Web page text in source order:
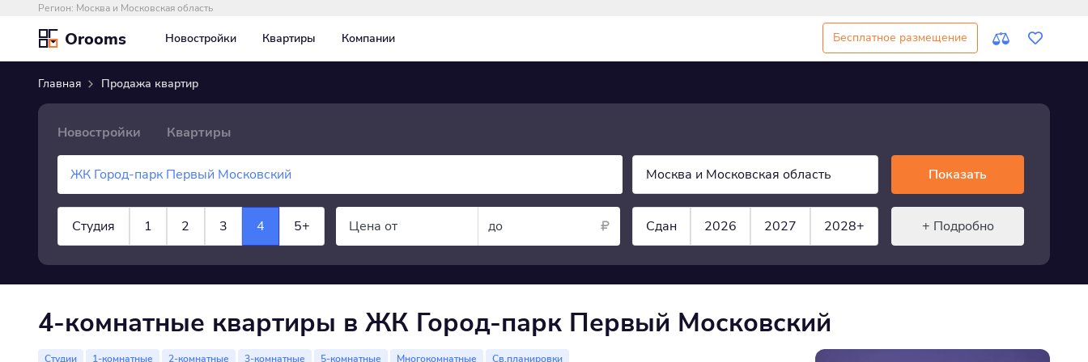
Регион: Москва и Московская область
Orooms Новостройки Квартиры Компании Бесплатное размещение
Главная Продажа квартир
Новостройки Квартиры
Москва и Московская область
Студия 1 2 3 4 5+ Цена от до Сдан 2026 2027 2028+
Показать
+ Подробно
×
4-комнатные квартиры в ЖК Город-парк Первый Московский
Студии 1-комнатные 2-комнатные 3-комнатные 5-комнатные Многокомнатные Св.планировки